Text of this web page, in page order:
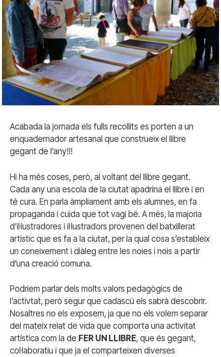
Acabada la jornada els fulls recollits es porten a un
enquadernador artesanal que construeix el llibre
gegant de l’any!!!
Hi ha més coses, però, al voltant del llibre gegant.
Cada any una escola de la ciutat apadrina el llibre i en
té cura. En parla àmpliament amb els alumnes, en fa
propaganda i cuida que tot vagi bé. A més, la majoria
d’il·lustradores i il·lustradors provenen del batxillerat
artístic que es fa a la ciutat, per la qual cosa s’estableix
un coneixement i diàleg entre les noies i nois a partir
d’una creació comuna.
Podriem parlar dels molts valors pedagògics de
l’activtat, però segur que cadascú els sabrà descobrir.
Nosaltres no els exposem, ja que no els volem separar
del mateix relat de vida que comporta una activitat
artística com la de FER UN LLIBRE, que és gegant,
col·laboratiu i que ja el comparteixen diverses